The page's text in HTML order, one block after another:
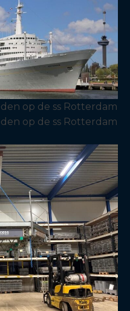
op de ss Rotterdam
op de ss Rotterdam